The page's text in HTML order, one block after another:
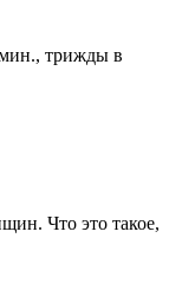
мин., трижды в